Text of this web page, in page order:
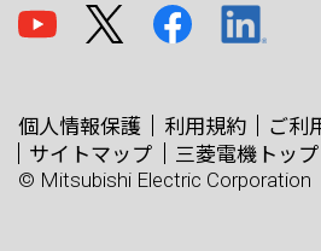
個人情報保護 利用規約
ご利
サイトマップ
三菱電機トップ
© Mitsubishi Electric Corporation